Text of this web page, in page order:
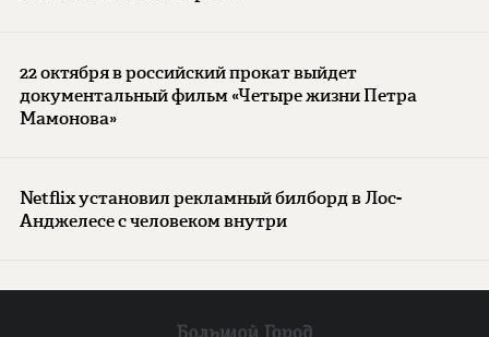
22 октября в российский прокат выйдет
документальный фильм «Четыре жизни Петра
Мамонова»
Netflix установил рекламный билборд в Лос-
Анджелесе с человеком внутри